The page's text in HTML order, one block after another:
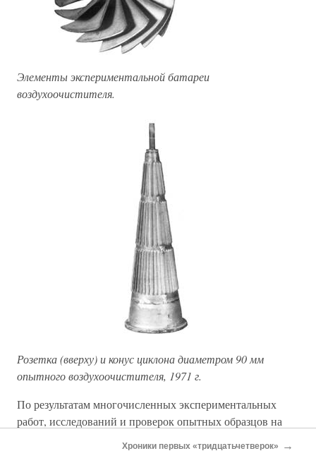
Элементы экспериментальной батареи
воздухоочистителя.
Розетка (вверху) и конус циклона диаметром 90 мм
опытного воздухоочистителя, 1971 г.
По результатам многочисленных экспериментальных
работ, исследований и проверок опытных образцов на
с 28 циклонами, профилированной лопаткой и
Хроники первых «тридцатьчетверок» →